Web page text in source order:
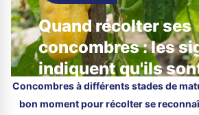
Quand récolter ses
concombres : les
indiquent qu'ils
Concombres à différents stades de
bon moment pour récolter se